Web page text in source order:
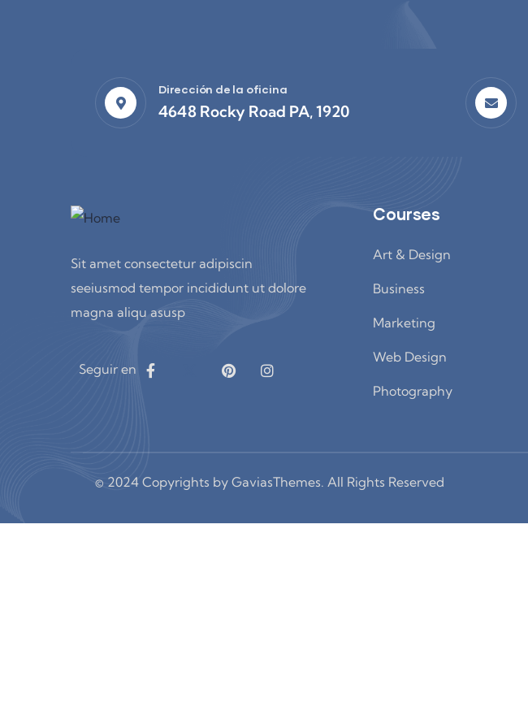
Dirección de la oficina
4648 Rocky Road PA, 1920
Sit amet consectetur adipiscin
seeiusmod tempor incididunt ut dolore
magna aliqu asusp
Seguir en
Courses
Art & Design
Business
Marketing
Web Design
Photography
© 2024 Copyrights by GaviasThemes. All Rights Reserved